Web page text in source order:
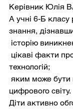
Керівник Юлія
А учні 6-Б класу
знання,
історію
цікаві факти
технологій;
яким може бути
цифрового світу.
Діти активно